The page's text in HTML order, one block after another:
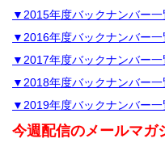
▼2015年度バックナンバー一
▼2016年度バックナンバー一
▼2017年度バックナンバー一
▼2018年度バックナンバー一
▼2019年度バックナンバー一
今週配信のメールマガ